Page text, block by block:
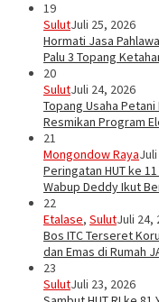
19
SulutJuli 25, 2026
Hormati Jasa
Palu 3 Topang
20
SulutJuli 24, 2026
Topang Usaha
Resmikan Program
21
Mongondow Raya
Peringatan HUT ke
Wabup Deddy Ikut
22
Etalase, SulutJuli 24,
Bos ITC Terseret
dan Emas di Rumah
23
SulutJuli 23, 2026